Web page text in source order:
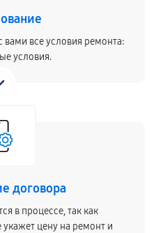
все условия ремонта:
условия.
договора
в процессе, так как
укажет цену на ремонт и